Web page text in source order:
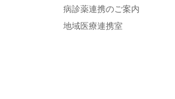
病診薬連携のご案内
地域医療連携室